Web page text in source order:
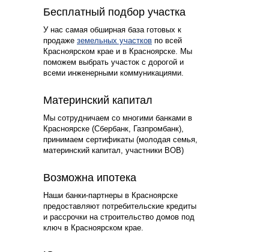
Бесплатный подбор участка
У нас самая обширная база готовых к
продаже земельных участков по всей
Красноярском крае и в Красноярске. Мы
поможем выбрать участок с дорогой и
всеми инженерными коммуникациями.
Материнский капитал
Мы сотрудничаем со многими банками в
Красноярске (Сбербанк, Газпромбанк),
принимаем сертификаты (молодая семья,
материнский капитал, участники ВОВ)
Возможна ипотека
Наши банки-партнеры в Красноярске
предоставляют потребительские кредиты
и рассрочки на строительство домов под
ключ в Красноярском крае.